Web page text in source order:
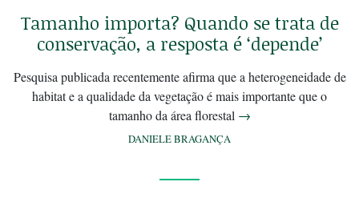
Tamanho importa? Quando se trata de
conservação, a resposta é ‘depende’
Pesquisa publicada recentemente afirma que a heterogeneidade de
habitat e a qualidade da vegetação é mais importante que o
tamanho da área florestal →
DANIELE BRAGANÇA